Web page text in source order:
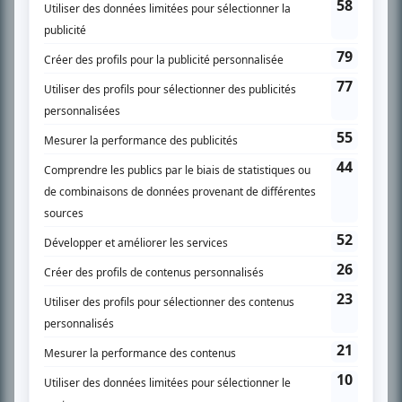
SUR LE RÉSEAU BIZZ MÉDIA
Accueil
Liste des oeuvres
Liste des comédiens
Recherche avancée
À propos
Nous contacter
Termes et conditions
Politique de confidentialité